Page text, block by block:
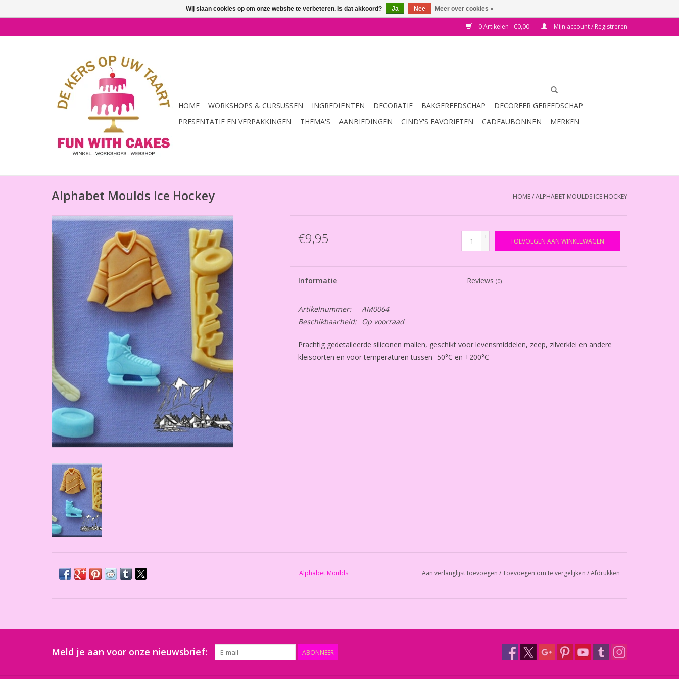
0 Artikelen - €0,00 Mijn account / Registreren
HOME WORKSHOPS & CURSUSSEN INGREDIËNTEN DECORATIE BAKGEREEDSCHAP
DECOREER GEREEDSCHAP
PRESENTATIE EN VERPAKKINGEN
THEMA'S AANBIEDINGEN CINDY'S FAVORIETEN CADEAUBONNEN MERKEN
Alphabet Moulds Ice Hockey HOME/ALPHABET MOULDS ICE HOCKEY
€9,95
+
-
TOEVOEGEN AAN WINKELWAGEN
Informatie Reviews(0)
Artikelnummer:
AM0064
Beschikbaarheid:
Op voorraad
Prachtig gedetaileerde siliconen mallen, geschikt voor levensmiddelen, zeep, zilverklei en andere
kleisoorten en voor temperaturen tussen -50°C en +200°C
Alphabet Moulds Aan verlanglijst toevoegen /Toevoegen om te vergelijken /Afdrukken
Meld je aan voor onze nieuwsbrief: ABONNEER
Wij slaan cookies op om onze website te verbeteren. Is dat akkoord? Ja Nee Meer over cookies »